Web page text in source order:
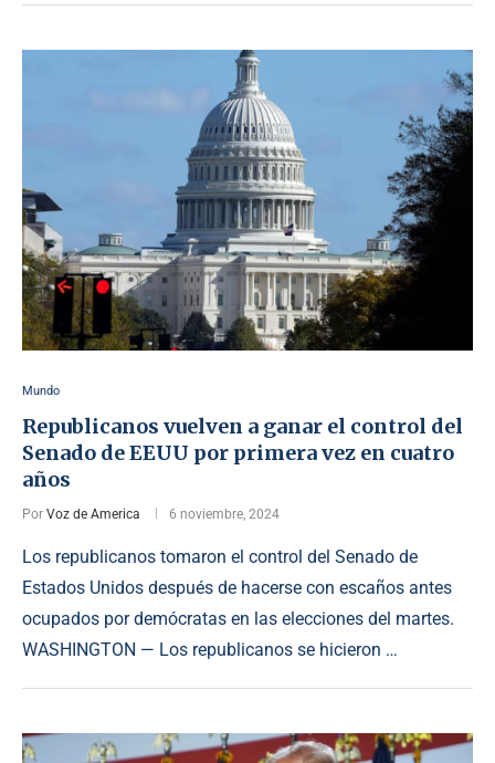
Mundo
Republicanos vuelven a ganar el control del
Senado de EEUU por primera vez en cuatro
años
Por Voz de America 6 noviembre, 2024
Los republicanos tomaron el control del Senado de
Estados Unidos después de hacerse con escaños antes
ocupados por demócratas en las elecciones del martes.
WASHINGTON — Los republicanos se hicieron …